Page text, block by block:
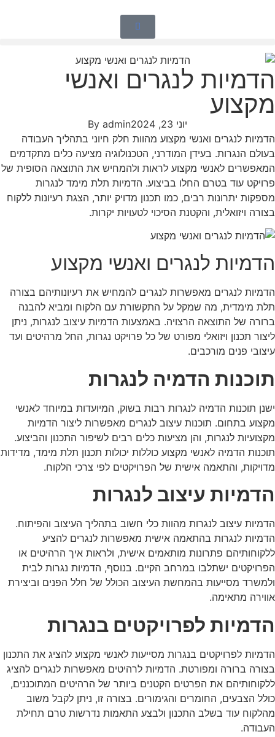
הדמיות לנגרים ואנשי
מקצוע
יוני 23, 2024 By admin
הדמיות לנגרים ואנשי מקצוע מהוות חלק חיוני בתהליך העבודה
בעולם הנגרות. בעידן המודרני, הטכנולוגיה מציעה כלים מתקדמים
המאפשרים לאנשי מקצוע לראות ולהמחיש את התוצאה הסופית של
פרויקט עוד בטרם החלו בביצוע. הדמיות תלת מימד לנגרות
מספקות יתרונות רבים, כמו תכנון מדויק יותר, הצגת רעיונות ללקוח
בצורה ויזואלית, והקטנת הסיכוי לטעויות יקרות.
הדמיות לנגרים ואנשי מקצוע
הדמיות לנגרים מאפשרות לנגרים להמחיש את רעיונותיהם בצורה
תלת מימדית, מה שמקל על התקשורת עם הלקוח ומביא להבנה
ברורה של התוצאה הרצויה. באמצעות הדמיות עיצוב לנגרות, ניתן
ליצור תכנון ויזואלי מפורט של כל פרויקט נגרות, החל מרהיטים ועד
עיצובי פנים מורכבים.
תוכנות הדמיה לנגרות
ישנן תוכנות הדמיה לנגרות רבות בשוק, המיועדות במיוחד לאנשי
מקצוע בתחום. תוכנות עיצוב לנגרים מאפשרות ליצור הדמיות
מקצועיות לנגרות, והן מציעות כלים רבים לשיפור התכנון והביצוע.
תוכנות הדמיה לאנשי מקצוע כוללות יכולות תכנון תלת מימד, מדידות
מדויקות, והתאמה אישית של הפרויקטים לפי צרכי הלקוח.
הדמיות עיצוב לנגרות
הדמיות עיצוב לנגרות מהוות כלי חשוב בתהליך העיצוב והפיתוח.
הדמיות לנגרות בהתאמה אישית מאפשרות לנגרים להציע
ללקוחותיהם פתרונות מותאמים אישית, ולראות איך הרהיטים או
הפרויקטים ישתלבו במרחב הקיים. בנוסף, הדמיות נגרות לבית
ולמשרד מסייעות בהמחשת העיצוב הכולל של חלל הפנים וביצירת
אווירה מתאימה.
הדמיות לפרויקטים בנגרות
הדמיות לפרויקטים בנגרות מסייעות לאנשי מקצוע להציג את התכנון
בצורה ברורה ומפורטת. הדמיות לרהיטים מאפשרות לנגרים להציג
ללקוחותיהם את הפרטים הקטנים ביותר של הרהיטים המתוכננים,
כולל הצבעים, החומרים והגימורים. בצורה זו, ניתן לקבל משוב
מהלקוח עוד בשלב התכנון ולבצע התאמות נדרשות טרם תחילת
העבודה.